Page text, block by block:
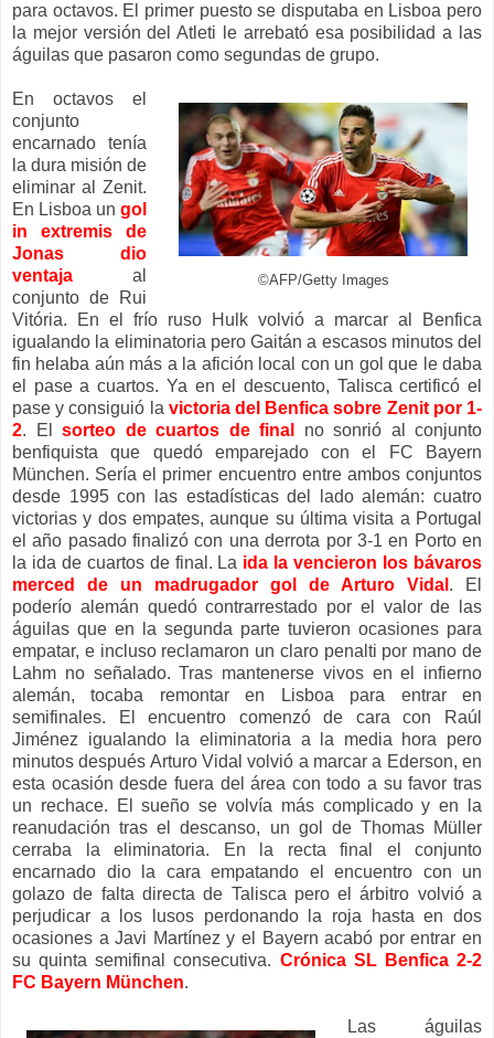
para octavos. El primer puesto se disputaba en Lisboa pero
la mejor versión del Atleti le arrebató esa posibilidad a las
águilas que pasaron como segundas de grupo.
©AFP/Getty Images
En octavos el
conjunto
encarnado tenía
la dura misión de
eliminar al Zenit.
En Lisboa ungol
in extremis de
Jonas dio
ventaja al
conjunto de Rui
Vitória. En el frío ruso Hulk volvió a marcar al Benfica
igualando la eliminatoria pero Gaitán a escasos minutos del
fin helaba aún más a la afición local con un gol que le daba
el pase a cuartos. Ya en el descuento, Talisca certificó el
pase y consiguió la victoria del Benfica sobre Zenit por 1-
2. El sorteo de cuartos de final
no sonrió al conjunto
benfiquista que quedó emparejado con el FC Bayern
München. Sería el primer encuentro entre ambos conjuntos
desde 1995 con las estadísticas del lado alemán: cuatro
victorias y dos empates, aunque su última visita a Portugal
el año pasado finalizó con una derrota por 3-1 en Porto en
la ida de cuartos de final. La ida la vencieron los bávaros
merced de un madrugador gol de Arturo Vidal . El
poderío alemán quedó contrarrestado por el valor de las
águilas que en la segunda parte tuvieron ocasiones para
empatar, e incluso reclamaron un claro penalti por mano de
Lahm no señalado. Tras mantenerse vivos en el infierno
alemán, tocaba remontar en Lisboa para entrar en
semifinales. El encuentro comenzó de cara con Raúl
Jiménez igualando la eliminatoria a la media hora pero
minutos después Arturo Vidal volvió a marcar a Ederson, en
esta ocasión desde fuera del área con todo a su favor tras
un rechace. El sueño se volvía más complicado y en la
reanudación tras el descanso, un gol de Thomas Müller
cerraba la eliminatoria. En la recta final el conjunto
encarnado dio la cara empatando el encuentro con un
golazo de falta directa de Talisca pero el árbitro volvió a
perjudicar a los lusos perdonando la roja hasta en dos
ocasiones a Javi Martínez y el Bayern acabó por entrar en
su quinta semifinal consecutiva. Crónica SL Benfica 2-2
FC Bayern München.
Las águilas